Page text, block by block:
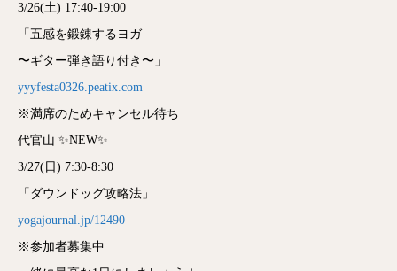
3/26(土) 17:40-19:00
「五感を鍛錬するヨガ
〜ギター弾き語り付き〜」
yyyfesta0326.peatix.com
※満席のためキャンセル待ち
代官山 ✨NEW✨
3/27(日) 7:30-8:30
「ダウンドッグ攻略法」
yogajournal.jp/12490
※参加者募集中